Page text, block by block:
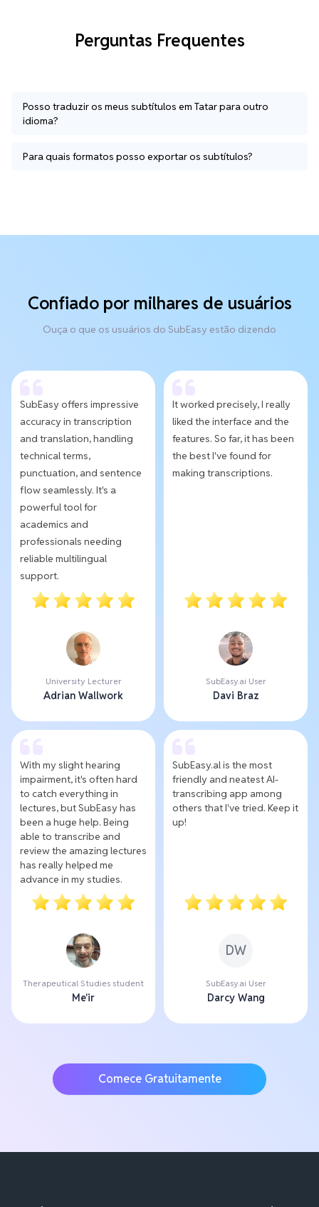
Perguntas Frequentes
Posso traduzir os meus subtítulos em Tatar para outro
idioma?
Para quais formatos posso exportar os subtítulos?
Confiado por milhares de usuários
Ouça o que os usuários do SubEasy estão dizendo
SubEasy offers impressive
accuracy in transcription
and translation, handling
technical terms,
punctuation, and sentence
flow seamlessly. It's a
powerful tool for
academics and
professionals needing
reliable multilingual
support.
University Lecturer
Adrian Wallwork
It worked precisely, I really
liked the interface and the
features. So far, it has been
the best I've found for
making transcriptions.
SubEasy.ai User
Davi Braz
With my slight hearing
impairment, it's often hard
to catch everything in
lectures, but SubEasy has
been a huge help. Being
able to transcribe and
review the amazing lectures
has really helped me
advance in my studies.
Therapeutical Studies student
Me'ir
SubEasy.al is the most
friendly and neatest AI-
transcribing app among
others that I've tried. Keep it
up!
DW
SubEasy.ai User
Darcy Wang
Comece Gratuitamente